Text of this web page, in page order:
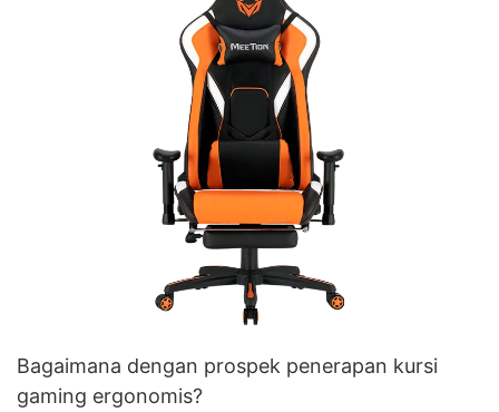
Bagaimana dengan prospek penerapan kursi
gaming ergonomis?